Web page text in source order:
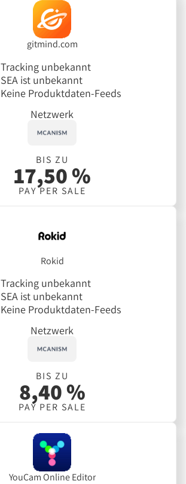
gitmind.com
Tracking unbekannt
SEA ist unbekannt
Keine Produktdaten-Feeds
Netzwerk
BIS ZU
17,50 %
PAY PER SALE
Rokid
Tracking unbekannt
SEA ist unbekannt
Keine Produktdaten-Feeds
Netzwerk
BIS ZU
8,40 %
PAY PER SALE
YouCam Online Editor